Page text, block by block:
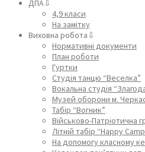
ДПА⇩
4,9 класи
На замітку
Виховна робота⇩
Нормативні документи
План роботи
Гуртки
Студія танцю “Веселка”
Вокальна студія
Музей оборони м.
Табір “Вогник”
Військово-Патріотична
Літній табір “Happy
На допомогу класному